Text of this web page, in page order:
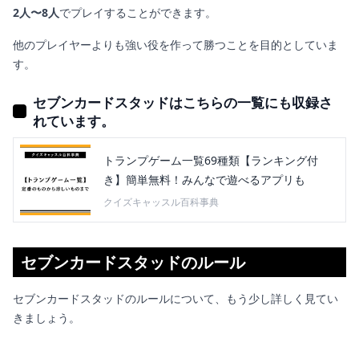
2人〜8人でプレイすることができます。
他のプレイヤーよりも強い役を作って勝つことを目的としていま
す。
セブンカードスタッドはこちらの一覧にも収録さ
れています。
トランプゲーム一覧69種類【ランキング付
き】簡単無料！みんなで遊べるアプリも
クイズキャッスル百科事典
セブンカードスタッドのルール
セブンカードスタッドのルールについて、もう少し詳しく見てい
きましょう。